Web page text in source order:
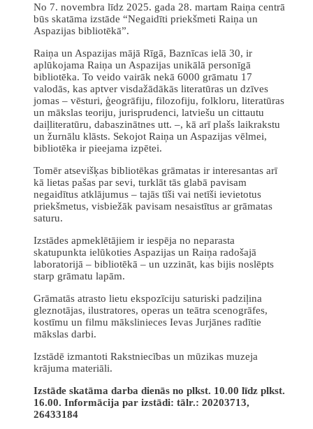
No 7. novembra līdz 2025. gada 28. martam Raiņa centrā
būs skatāma izstāde “Negaidīti priekšmeti Raiņa un
Aspazijas bibliotēkā”.
Raiņa un Aspazijas mājā Rīgā, Baznīcas ielā 30, ir
aplūkojama Raiņa un Aspazijas unikālā personīgā
bibliotēka. To veido vairāk nekā 6000 grāmatu 17
valodās, kas aptver visdažādākās literatūras un dzīves
jomas – vēsturi, ģeogrāfiju, filozofiju, folkloru, literatūras
un mākslas teoriju, jurisprudenci, latviešu un cittautu
daiļliteratūru, dabaszinātnes utt. –, kā arī plašs laikrakstu
un žurnālu klāsts. Sekojot Raiņa un Aspazijas vēlmei,
bibliotēka ir pieejama izpētei.
Tomēr atsevišķas bibliotēkas grāmatas ir interesantas arī
kā lietas pašas par sevi, turklāt tās glabā pavisam
negaidītus atklājumus – tajās tīši vai netīši ievietotus
priekšmetus, visbiežāk pavisam nesaistītus ar grāmatas
saturu.
Izstādes apmeklētājiem ir iespēja no neparasta
skatupunkta ielūkoties Aspazijas un Raiņa radošajā
laboratorijā – bibliotēkā – un uzzināt, kas bijis noslēpts
starp grāmatu lapām.
Grāmatās atrasto lietu ekspozīciju saturiski padziļina
gleznotājas, ilustratores, operas un teātra scenogrāfes,
kostīmu un filmu mākslinieces Ievas Jurjānes radītie
mākslas darbi.
Izstādē izmantoti Rakstniecības un mūzikas muzeja
krājuma materiāli.
Izstāde skatāma darba dienās no plkst. 10.00 līdz plkst.
16.00. Informācija par izstādi: tālr.: 20203713,
26433184